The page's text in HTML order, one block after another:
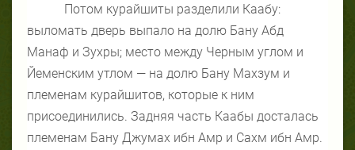
Потом курайшиты разделили Каабу:
выломать дверь выпало на долю Бану Абд
Манаф и Зухры; место между Черным углом и
Йеменским утлом — на долю Бану Махзум и
племенам курайшитов, которые к ним
присоединились. Задняя часть Каабы досталась
племенам Бану Джумах ибн Амр и Сахм ибн Амр.